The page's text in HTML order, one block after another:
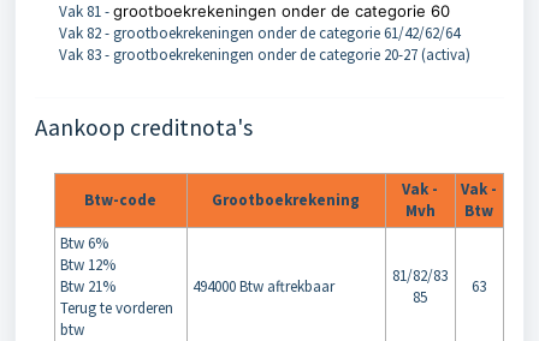
Vak 81 -grootboekrekeningen onder de categorie 60
Vak 82 - grootboekrekeningen onder de categorie 61/42/62/64
Vak 83 - grootboekrekeningen onder de categorie 20-27 (activa)
Aankoop creditnota's
Btw-code Grootboekrekening
Vak -
Mvh
Vak -
Btw
Btw 6%
Btw 12%
Btw 21%
Terug te vorderen
btw
494000 Btw aftrekbaar
81/82/83
85
63